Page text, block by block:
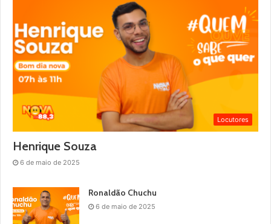
Locutores
Henrique Souza
6 de maio de 2025
Ronaldão Chuchu
6 de maio de 2025